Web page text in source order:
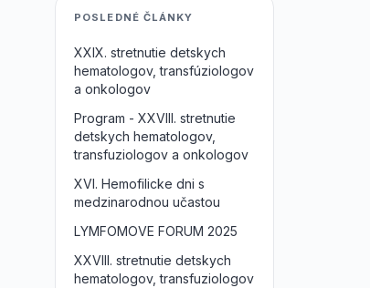
POSLEDNÉ ČLÁNKY
XXIX. stretnutie detskych
hematologov, transfúziologov
a onkologov
Program - XXVIII. stretnutie
detskych hematologov,
transfuziologov a onkologov
XVI. Hemofilicke dni s
medzinarodnou učastou
LYMFOMOVE FORUM 2025
XXVIII. stretnutie detskych
hematologov, transfuziologov